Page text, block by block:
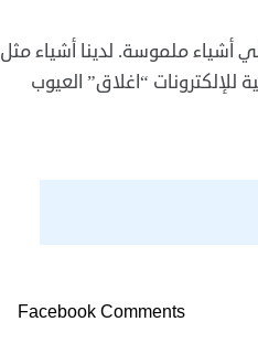
أشياء ملموسة. لدينا أشياء مثل
للإلكترونات “اغلاق” العيوب
Facebook Comments